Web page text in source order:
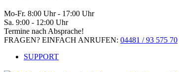
Mo-Fr. 8:00 Uhr - 17:00 Uhr
Sa. 9:00 - 12:00 Uhr
Termine nach Absprache!
FRAGEN? EINFACH ANRUFEN: 04481 / 93 575 70
SUPPORT